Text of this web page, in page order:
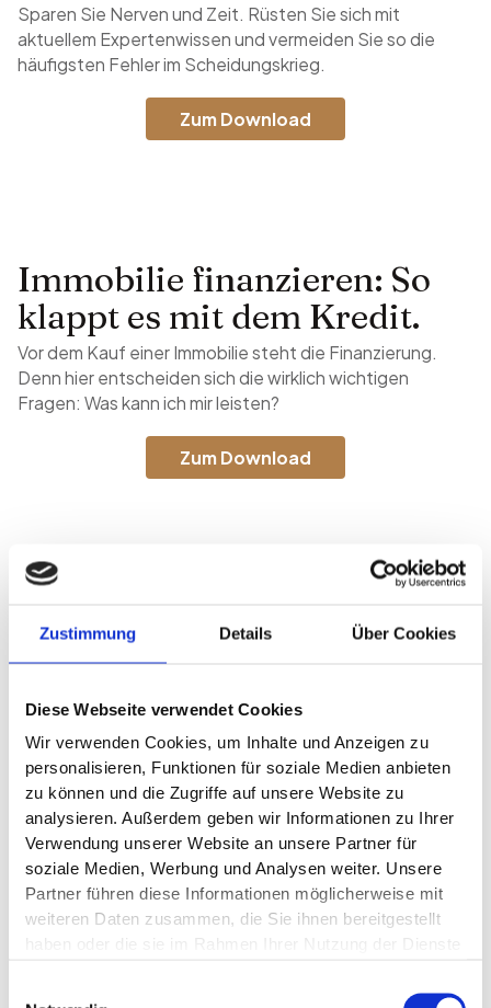
Zustimmung Details Über Cookies
Diese Webseite verwendet Cookies
Wir verwenden Cookies, um Inhalte und Anzeigen zu
personalisieren, Funktionen für soziale Medien anbieten
zu können und die Zugriffe auf unsere Website zu
analysieren. Außerdem geben wir Informationen zu Ihrer
Verwendung unserer Website an unsere Partner für
soziale Medien, Werbung und Analysen weiter. Unsere
Partner führen diese Informationen möglicherweise mit
weiteren Daten zusammen, die Sie ihnen bereitgestellt
haben oder die sie im Rahmen Ihrer Nutzung der Dienste
Sparen Sie Nerven und Zeit. Rüsten Sie sich mit
aktuellem Expertenwissen und vermeiden Sie so die
häufigsten Fehler im Scheidungskrieg.
Zum Download
Immobilie finanzieren: So
klappt es mit dem Kredit.
Vor dem Kauf einer Immobilie steht die Finanzierung.
Denn hier entscheiden sich die wirklich wichtigen
Fragen: Was kann ich mir leisten?
Zum Download
Immobilienkauf - darauf
müssen Sie achten.
größten Investitionen im Lebens eines Konsumenten.
Zum Download
Privater Immobilienverkauf
Sparen Sie Nerven und Zeit. Rüsten Sie sich mit